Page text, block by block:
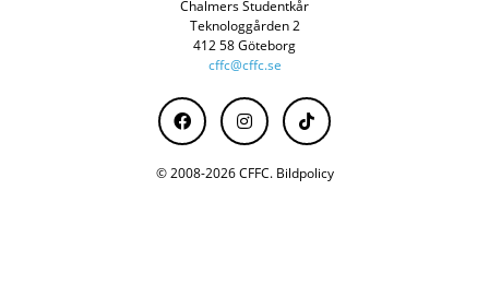
Chalmers Studentkår
Teknologgården 2
412 58 Göteborg
cffc@cffc.se
© 2008-2026 CFFC. Bildpolicy